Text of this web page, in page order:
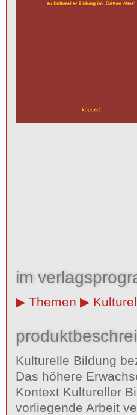
im
Themen
Kulturelle Bildung
Das höhere
Kontext Kultureller
vorliegende Arbeit